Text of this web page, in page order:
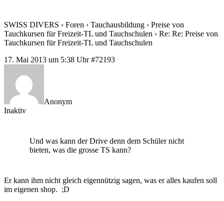
SWISS DIVERS › Foren › Tauchausbildung › Preise von
Tauchkursen für Freizeit-TL und Tauchschulen › Re: Re: Preise von
Tauchkursen für Freizeit-TL und Tauchschulen
17. Mai 2013 um 5:38 Uhr #72193
Anonym
Inaktiv
Und was kann der Drive denn dem Schüler nicht
bieten, was die grosse TS kann?
Er kann ihm nicht gleich eigennützig sagen, was er alles kaufen soll
im eigenen shop. ;D